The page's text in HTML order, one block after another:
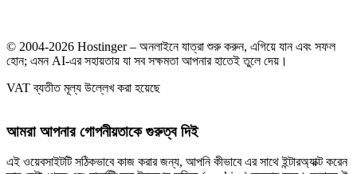
© 2004-2026 Hostinger – অনলাইনে যাত্রা শুরু করুন, এগিয়ে যান এবং সফল
হোন; এমন AI-এর সহায়তায় যা সব সক্ষমতা আপনার হাতেই তুলে দেয়।
VAT ব্যতীত মূল্য উল্লেখ করা হয়েছে
আমরা আপনার গোপনীয়তাকে গুরুত্ব দিই
এই ওয়েবসাইটটি সঠিকভাবে কাজ করার জন্য, আপনি কীভাবে এর সাথে ইন্টারঅ্যাক্ট করেন